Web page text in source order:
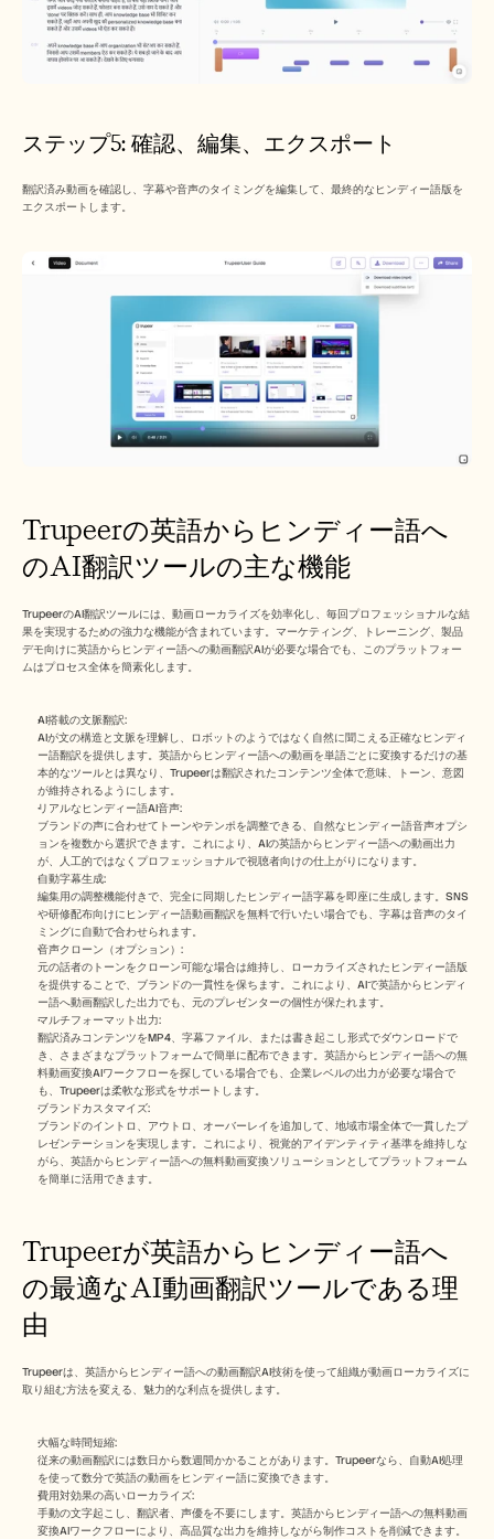
ステップ5: 確認、編集、エクスポート
翻訳済み動画を確認し、字幕や音声のタイミングを編集して、最終的なヒンディー語版を
エクスポートします。
Trupeerの英語からヒンディー語へ
のAI翻訳ツールの主な機能
TrupeerのAI翻訳ツールには、動画ローカライズを効率化し、毎回プロフェッショナルな結
果を実現するための強力な機能が含まれています。マーケティング、トレーニング、製品
デモ向けに英語からヒンディー語への動画翻訳AIが必要な場合でも、このプラットフォー
ムはプロセス全体を簡素化します。
AI搭載の文脈翻訳:
AIが文の構造と文脈を理解し、ロボットのようではなく自然に聞こえる正確なヒンディ
ー語翻訳を提供します。英語からヒンディー語への動画を単語ごとに変換するだけの基
本的なツールとは異なり、Trupeerは翻訳されたコンテンツ全体で意味、トーン、意図
が維持されるようにします。
リアルなヒンディー語AI音声:
ブランドの声に合わせてトーンやテンポを調整できる、自然なヒンディー語音声オプシ
ョンを複数から選択できます。これにより、AIの英語からヒンディー語への動画出力
が、人工的ではなくプロフェッショナルで視聴者向けの仕上がりになります。
自動字幕生成:
編集用の調整機能付きで、完全に同期したヒンディー語字幕を即座に生成します。SNS
や研修配布向けにヒンディー語動画翻訳を無料で行いたい場合でも、字幕は音声のタイ
ミングに自動で合わせられます。
音声クローン（オプション）:
元の話者のトーンをクローン可能な場合は維持し、ローカライズされたヒンディー語版
を提供することで、ブランドの一貫性を保ちます。これにより、AIで英語からヒンディ
ー語へ動画翻訳した出力でも、元のプレゼンターの個性が保たれます。
マルチフォーマット出力:
翻訳済みコンテンツをMP4、字幕ファイル、または書き起こし形式でダウンロードで
き、さまざまなプラットフォームで簡単に配布できます。英語からヒンディー語への無
料動画変換AIワークフローを探している場合でも、企業レベルの出力が必要な場合で
も、Trupeerは柔軟な形式をサポートします。
ブランドカスタマイズ:
ブランドのイントロ、アウトロ、オーバーレイを追加して、地域市場全体で一貫したプ
レゼンテーションを実現します。これにより、視覚的アイデンティティ基準を維持しな
がら、英語からヒンディー語への無料動画変換ソリューションとしてプラットフォーム
を簡単に活用できます。
Trupeerが英語からヒンディー語へ
の最適なAI動画翻訳ツールである理
由
Trupeerは、英語からヒンディー語への動画翻訳AI技術を使って組織が動画ローカライズに
取り組む方法を変える、魅力的な利点を提供します。
大幅な時間短縮:
従来の動画翻訳には数日から数週間かかることがあります。Trupeerなら、自動AI処理
を使って数分で英語の動画をヒンディー語に変換できます。
費用対効果の高いローカライズ:
手動の文字起こし、翻訳者、声優を不要にします。英語からヒンディー語への無料動画
変換AIワークフローにより、高品質な出力を維持しながら制作コストを削減できます。